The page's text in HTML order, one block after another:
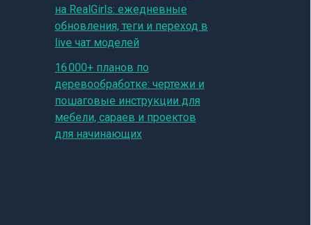
на RealGirls: ежедневные
обновления, теги и переход в
live чат моделей
16 000+ планов по
деревообработке: чертежи и
пошаговые инструкции для
мебели, сараев и проектов
для начинающих